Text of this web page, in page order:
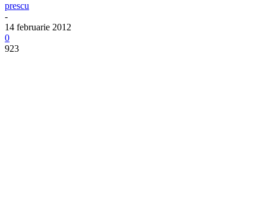
prescu
-
14 februarie 2012
0
923